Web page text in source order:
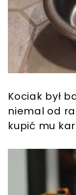
Kociak był
niemal od
kupić mu